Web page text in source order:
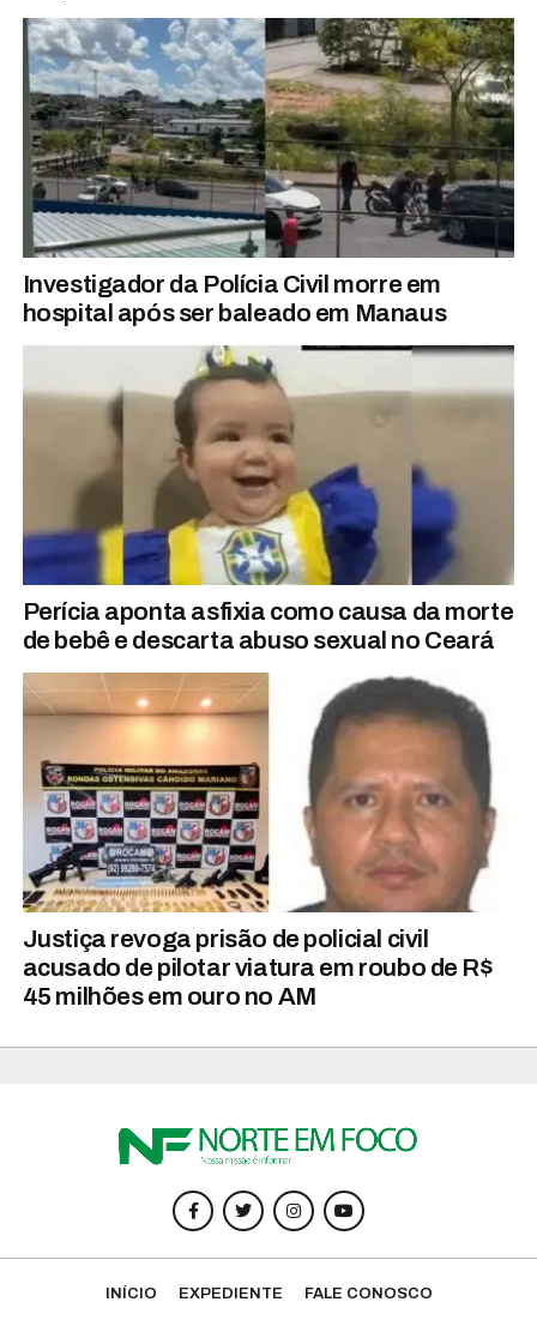
Investigador da Polícia Civil morre em
hospital após ser baleado em Manaus
Perícia aponta asfixia como causa da morte
de bebê e descarta abuso sexual no Ceará
Justiça revoga prisão de policial civil
acusado de pilotar viatura em roubo de R$
45 milhões em ouro no AM
INÍCIO EXPEDIENTE FALE CONOSCO